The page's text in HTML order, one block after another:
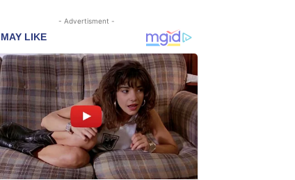
- Advertisment -